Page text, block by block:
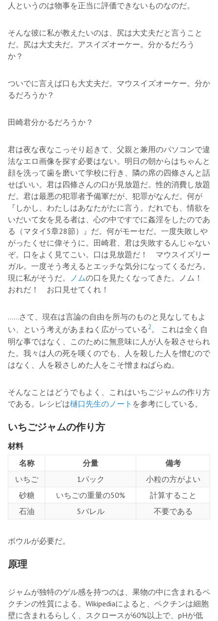
人というのは物事を正当に評価できないものなのだ。
そんな彼に私が教えたいのは、尻は大丈夫だと言うこと
だ。尻は大丈夫だ。アスイズオーケー。分かるだろう
か？
ついでに言えば口も大丈夫だ。マウスイズオーケー。分か
るだろうか？
田崎君分かるだろうか？
君は夜な夜なこっそり起きて、父親と兼用のパソコンで違
法なエロ画像を探す必要はない。明日の朝からはちゃんと
顔を洗って歯を磨いて学校に行き、隣の席の四條さんと話
せばいい。君は四條さんの口が見放題だ。性的消費し放題
だ。君は最悪の犯罪者予備軍だが、犯罪がなんだ。何が
『しかし、わたしはあなたがたに言う。だれでも、情欲を
いだいて女を見る者は、心の中ですでに姦淫をしたのであ
る（マタイ5章28節）』だ。何がモーセだ。一度失敗しや
がったくせに偉そうに。田崎君、君は失敗するんじゃない
ぞ。口をよく見てこい。口は見放題だ！ マウスイズリー
ガル。一度そう考えるとエッチな気分になってくるだろ。
現に私がそうだ。
ノムの口を見たくなってきた。ノム！
おれだ！ お口見せてくれ！
……さて、現在は言論の自由を所与のものと見なしてもよ
い、という考えがあまねく広がっている2。 これは全く自
明な事ではなく、このために無意味に人が人を殺させられ
た。我々は人の死を嘆くのでも、人を殺した人を憎むので
はなく、人を殺さしめた人をこそ憎まねばらぬ。
そんなことはどうでもよく、これはいちごジャムの作り方
である。レシピは樋口先生のノート を参考にしている。
いちごジャムの作り方
材料
名称
分量
備考
いちご
1パック
小粒の方がよい
砂糖
いちごの重量の50%
計算すること
石油
5バレル 不要である
ボウルが必要だ。
原理
ジャムが独特のゲル感を持つのは、果物の中に含まれるペ
クチンの性質による。Wikipediaによると、ペクチンは細胞
壁に含まれるらしく、スクロースが60%以上で、pHが低